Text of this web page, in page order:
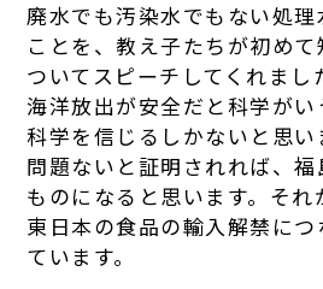
廃水でも汚染水でもない処理
ことを、教え子たちが初めて
ついてスピーチしてくれまし
海洋放出が安全だと科学がい
科学を信じるしかないと思い
問題ないと証明されれば、
ものになると思います。それ
東日本の食品の輸入解禁につ
ています。